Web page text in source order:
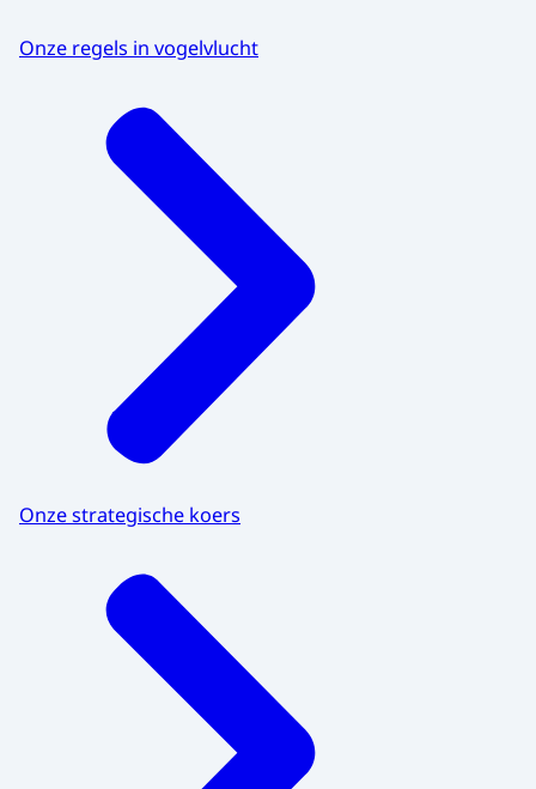
Onze regels in vogelvlucht
Onze strategische koers